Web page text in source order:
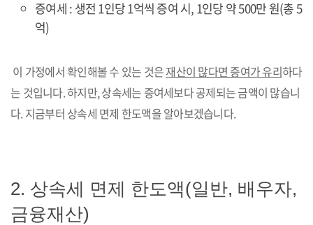
증여세 : 생전 1인당 1억씩 증여 시, 1인당 약 500만 원(총 5
억)
이 가정에서 확인해볼 수 있는 것은재산이 많다면 증여가 유리하다
는 것입니다. 하지만, 상속세는 증여세보다 공제되는 금액이 많습니
다. 지금부터 상속세 면제 한도액을 알아보겠습니다.
2. 상속세 면제 한도액(일반, 배우자,
금융재산)